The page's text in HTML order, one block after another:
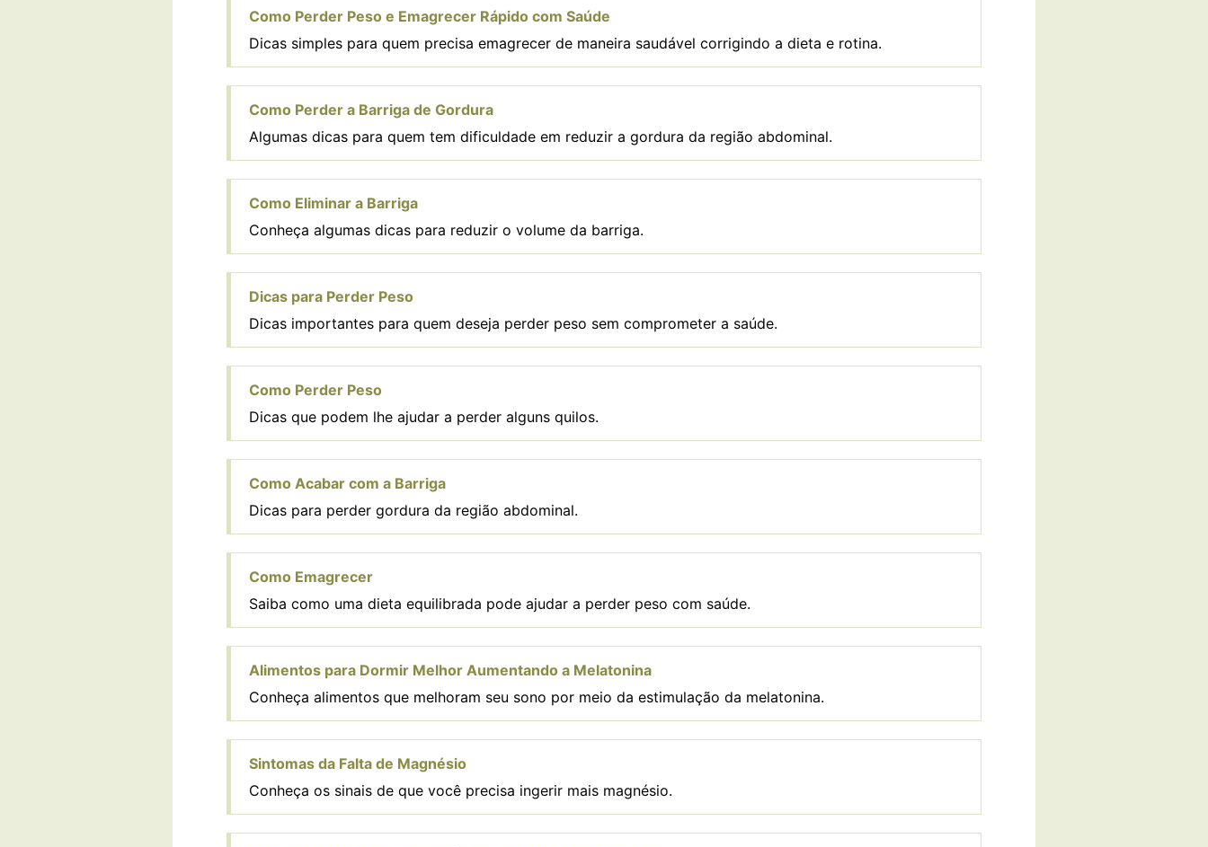
Como Perder Peso e Emagrecer Rápido com Saúde
Dicas simples para quem precisa emagrecer de maneira saudável corrigindo a dieta e rotina.
Como Perder a Barriga de Gordura
Algumas dicas para quem tem dificuldade em reduzir a gordura da região abdominal.
Como Eliminar a Barriga
Conheça algumas dicas para reduzir o volume da barriga.
Dicas para Perder Peso
Dicas importantes para quem deseja perder peso sem comprometer a saúde.
Como Perder Peso
Dicas que podem lhe ajudar a perder alguns quilos.
Como Acabar com a Barriga
Dicas para perder gordura da região abdominal.
Como Emagrecer
Saiba como uma dieta equilibrada pode ajudar a perder peso com saúde.
Alimentos para Dormir Melhor Aumentando a Melatonina
Conheça alimentos que melhoram seu sono por meio da estimulação da melatonina.
Sintomas da Falta de Magnésio
Conheça os sinais de que você precisa ingerir mais magnésio.